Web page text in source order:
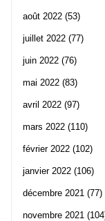
août 2022 (53)
juillet 2022 (77)
juin 2022 (76)
mai 2022 (83)
avril 2022 (97)
mars 2022 (110)
février 2022 (102)
janvier 2022 (106)
décembre 2021 (77)
novembre 2021